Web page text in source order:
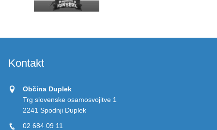
Kontakt
Občina Duplek
Trg slovenske osamosvojitve 1
2241 Spodnji Duplek
02 684 09 11